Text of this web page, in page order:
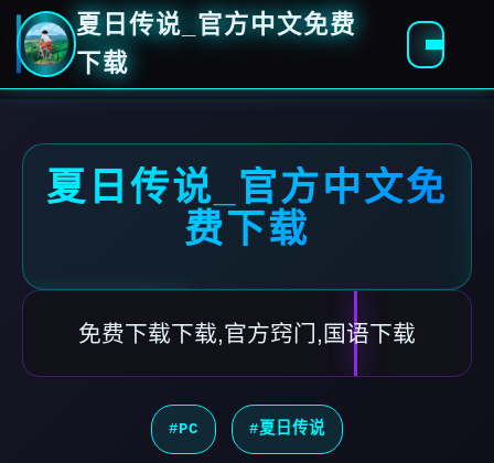
夏日传说_官方中文免费
下载
夏日传说_官方中文免
费下载
免费下载下载,官方窍门,国语下载
#PC #夏日传说